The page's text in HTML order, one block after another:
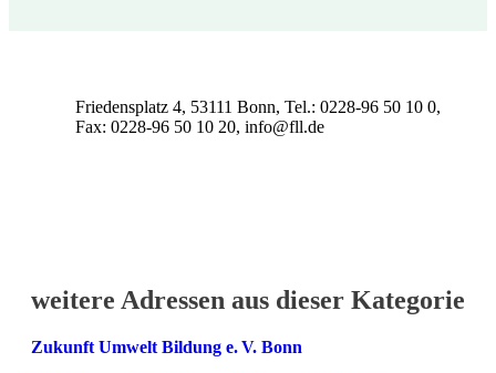
Friedensplatz 4, 53111 Bonn, Tel.: 0228-96 50 10 0,
Fax: 0228-96 50 10 20, info@fll.de
weitere Adressen aus dieser Kategorie
Zukunft Umwelt Bildung e. V. Bonn